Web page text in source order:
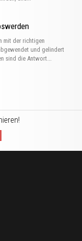
mit der richtigen
und gelindert
sind die Antwort...